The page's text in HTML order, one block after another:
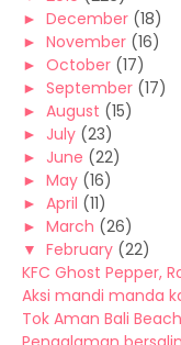
► December (18)
► November (16)
► October (17)
► September (17)
► August (15)
► July (23)
► June (22)
► May (16)
► April (11)
► March (26)
▼ February (22)
KFC Ghost Pepper,
Aksi mandi manda
Tok Aman Bali